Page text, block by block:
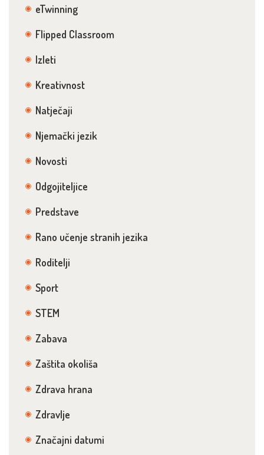
eTwinning
Flipped Classroom
Izleti
Kreativnost
Natječaji
Njemački jezik
Novosti
Odgojiteljice
Predstave
Rano učenje stranih jezika
Roditelji
Sport
STEM
Zabava
Zaštita okoliša
Zdrava hrana
Zdravlje
Značajni datumi